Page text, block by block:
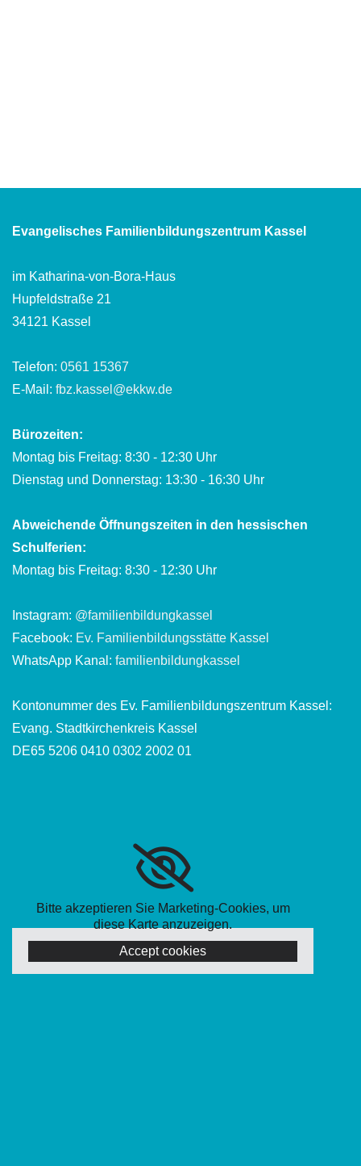
Evangelisches Familienbildungszentrum Kassel
im Katharina-von-Bora-Haus
Hupfeldstraße 21
34121 Kassel
Telefon: 0561 15367
E-Mail: fbz.kassel@ekkw.de
Bürozeiten:
Montag bis Freitag: 8:30 - 12:30 Uhr
Dienstag und Donnerstag: 13:30 - 16:30 Uhr
Abweichende Öffnungszeiten in den hessischen
Schulferien:
Montag bis Freitag: 8:30 - 12:30 Uhr
Instagram: @familienbildungkassel
Facebook: Ev. Familienbildungsstätte Kassel
WhatsApp Kanal: familienbildungkassel
Kontonummer des Ev. Familienbildungszentrum Kassel:
Evang. Stadtkirchenkreis Kassel
DE65 5206 0410 0302 2002 01
Bitte akzeptieren Sie Marketing-Cookies, um
diese Karte anzuzeigen.
Accept cookies